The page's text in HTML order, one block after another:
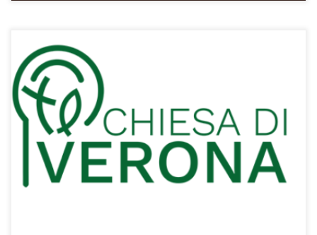
“Lazzaro, vieni fuori!”